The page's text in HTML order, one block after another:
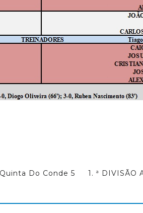
Do Conde 5
1. ª DIVISÃO